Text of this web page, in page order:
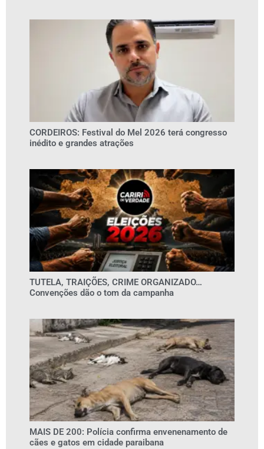
CORDEIROS: Festival do Mel 2026 terá congresso
inédito e grandes atrações
TUTELA, TRAIÇÕES, CRIME ORGANIZADO…
Convenções dão o tom da campanha
MAIS DE 200: Polícia confirma envenenamento de
cães e gatos em cidade paraibana